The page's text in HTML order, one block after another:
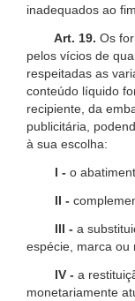
inadequados ao
Art. 19. Os
pelos vícios de
respeitadas as
conteúdo líquido
recipiente, da
publicitária,
à sua escolha:
I - o
II -
III - a
espécie, marca ou
IV - a
monetariamente